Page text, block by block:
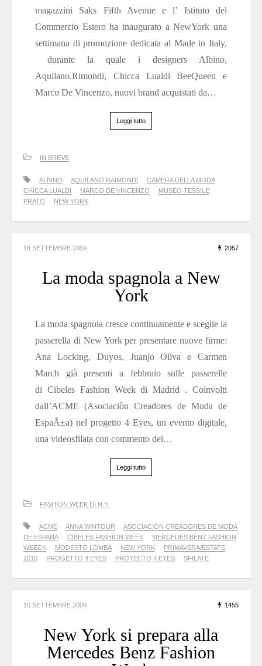
magazzini Saks Fifth Avenue e l’ Istituto del
Commercio Estero ha inaugurato a NewYork una
settimana di promozione dedicata al Made in Italy,
durante la quale i designers Albino,
Aquilano.Rimondi, Chicca Lualdi BeeQueen e
Marco De Vincenzo, nuovi brand acquistati da…
Leggi tutto
IN BREVE
ALBINO AQUILANO.RAIMONDI
CAMERA DELLA MODA
CHICCA LUALDI
MARCO DE VINCENZO
MUSEO TESSILE
PRATO
NEW YORK
18 SETTEMBRE 2009 2057
La moda spagnola a New
York
La moda spagnola cresce continuamente e sceglie la
passerella di New York per presentare nuove firme:
Ana Locking, Duyos, Juanjo Oliva e Carmen
March già presenti a febbraio sulle passerelle
di Cibeles Fashion Week di Madrid . Coinvolti
dall’ACME (Asociaciòn Creadores de Moda de
EspaÃ±a) nel progetto 4 Eyes, un evento digitale,
una videosfilata con commento dei…
Leggi tutto
FASHION WEEK DI N.Y.
ACME ANNA WINTOUR
ASOCIACION CREADORES DE MODA
DE ESPANA
CIBELES FASHION WEEK
MERCEDES BENZ FASHION
WEECK
MODESTO LOMBA NEW YORK
PRIMAVERA/ESTATE
2010
PROGETTO 4 EYES PROYECTO 4 EYES SFILATE
10 SETTEMBRE 2009 1455
New York si prepara alla
Mercedes Benz Fashion